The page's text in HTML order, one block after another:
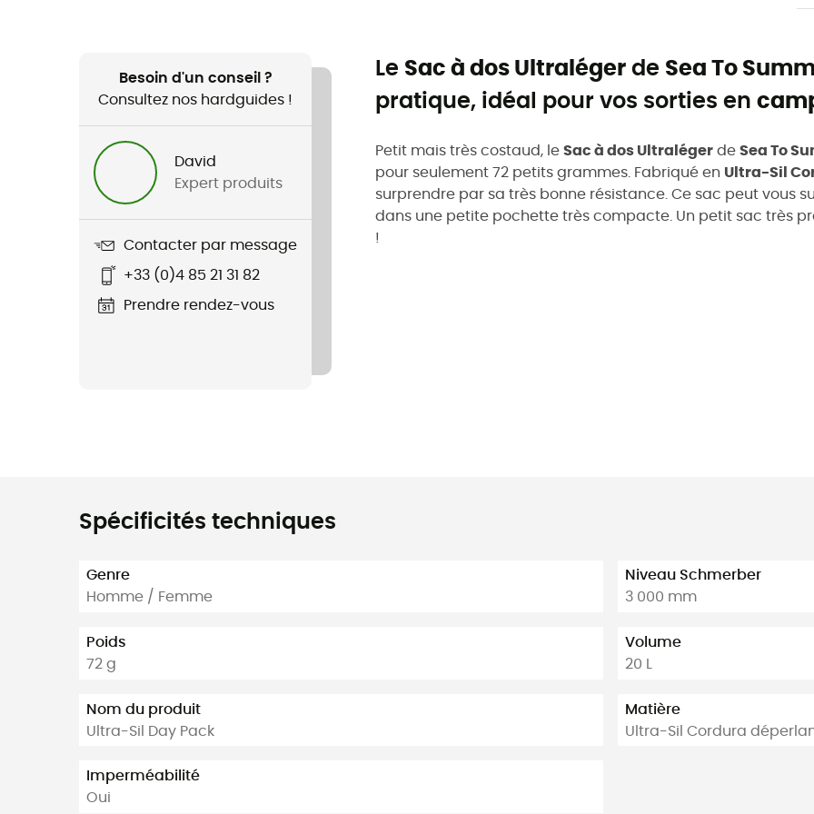
Besoin d'un conseil ?
Consultez nos hardguides !
David
Expert produits
Contacter par message
+33 (0)4 85 21 31 82
Prendre rendez-vous
Le Sac à dos Ultraléger de Sea To
pratique, idéal pour vos sorties en
Petit mais très costaud, le Sac à dos Ultraléger de Sea To
pour seulement 72 petits grammes. Fabriqué en Ultra-Sil
surprendre par sa très bonne résistance. Ce sac peut vous
dans une petite pochette très compacte. Un petit sac très
!
Spécificités techniques
Genre
Homme / Femme
Poids
72 g
Nom du produit
Ultra-Sil Day Pack
Imperméabilité
Oui
Niveau Schmerber
3 000 mm
Volume
20 L
Matière
Ultra-Sil Cordura